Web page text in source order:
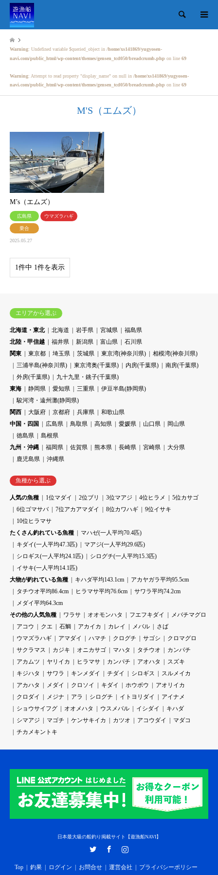
検索
Warning: Undefined variable $queried_object in /home/xs141869/yugyosen-
navi.com/public_html/wp-content/themes/gensen_tcd050/breadcrumb.php on line 69
Warning: Attempt to read property "display_name" on null in /home/xs141869/yugyosen-
navi.com/public_html/wp-content/themes/gensen_tcd050/breadcrumb.php on line 69
M'S（エムズ）
M’s（エムズ）
広島県 ウマズラハギ
乗合
2025.05.27
1件中 1件を表示
エリアから選ぶ
北海道・東北 北海道 岩手県 宮城県
福島県
北陸・甲信越
福井県 新潟県 富山県
石川県
関東
東京都 埼玉県 茨城県 東京湾(神奈川県)
相模湾(神奈川県)
三浦半島(神奈川県)
東京湾奥(千葉県) 内房(千葉県)
南房(千葉県)
外房(千葉県)
九十九里・銚子(千葉県)
東海
静岡県 愛知県 三重県
伊豆半島(静岡県)
駿河湾・遠州灘(静岡県)
関西
大阪府 京都府 兵庫県
和歌山県
中国・四国
広島県 鳥取県 高知県 愛媛県 山口県
岡山県
徳島県
島根県
九州・沖縄
福岡県 佐賀県 熊本県 長崎県 宮崎県
大分県
鹿児島県
沖縄県
魚種から選ぶ
人気の魚種 1位マダイ 2位ブリ 3位マアジ 4位ヒラメ
5位カサゴ
6位ゴマサバ
7位アカアマダイ 8位カワハギ
9位イサキ
10位ヒラマサ
たくさん釣れている魚種
マハゼ(一人平均70.4匹)
キダイ(一人平均47.3匹)
マアジ(一人平均29.6匹)
シロギス(一人平均24.1匹)
シログチ(一人平均15.3匹)
イサキ(一人平均14.1匹)
大物が釣れている魚種
キハダ平均143.1cm
アカヤガラ平均95.5cm
タチウオ平均86.4cm
ヒラマサ平均76.6cm
サワラ平均74.2cm
メダイ平均64.3cm
その他の人気魚種
ワラサ オオモンハタ フエフキダイ
メバチマグロ
アコウ
クエ 石鯛 アカイカ カレイ メバル
さば
ウマズラハギ
アマダイ ハマチ クログチ サゴシ
クロマグロ
サクラマス
カジキ オニカサゴ マハタ タチウオ
カンパチ
アカムツ
ヤリイカ ヒラマサ カンパチ アオハタ
スズキ
キジハタ
サワラ キンメダイ チダイ シロギス
スルメイカ
アカハタ
メダイ クロソイ キダイ ホウボウ
アオリイカ
クロダイ
メジナ アラ シログチ イトヨリダイ
アイナメ
ショウサイフグ
オオメハタ ウスメバル イシダイ
キハダ
シマアジ
マゴチ ケンサキイカ カツオ アコウダイ
マダコ
チカメキントキ
日本最大級の船釣り掲載サイト【遊漁船NAVI】
Top 釣果 ログイン お問合せ 運営会社 プライバシーポリシー